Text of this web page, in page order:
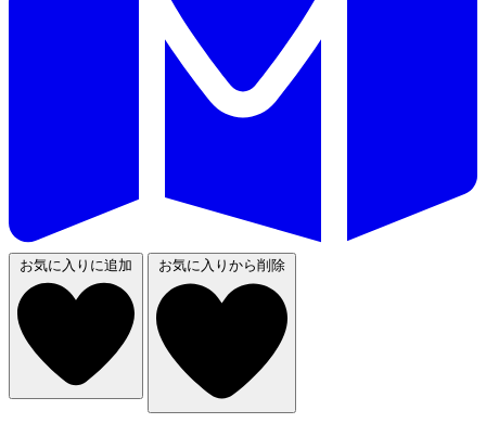
お気に入りに追加 お気に入りから削除